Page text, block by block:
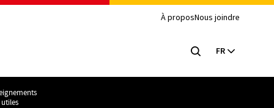
À proposNous joindre
FR
utiles